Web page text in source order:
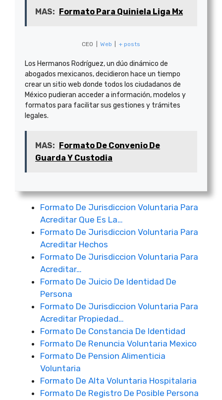
MAS: Formato Para Quiniela Liga Mx
CEO Web + posts
Los Hermanos Rodríguez, un dúo dinámico de
abogados mexicanos, decidieron hace un tiempo
crear un sitio web donde todos los ciudadanos de
México pudieran acceder a información, modelos y
formatos para facilitar sus gestiones y trámites
legales.
MAS: Formato De Convenio De
Guarda Y Custodia
Formato De Jurisdiccion Voluntaria Para
Acreditar Que Es La…
Formato De Jurisdiccion Voluntaria Para
Acreditar Hechos
Formato De Jurisdiccion Voluntaria Para
Acreditar…
Formato De Juicio De Identidad De
Persona
Formato De Jurisdiccion Voluntaria Para
Acreditar Propiedad…
Formato De Constancia De Identidad
Formato De Renuncia Voluntaria Mexico
Formato De Pension Alimenticia
Voluntaria
Formato De Alta Voluntaria Hospitalaria
Formato De Registro De Posible Persona